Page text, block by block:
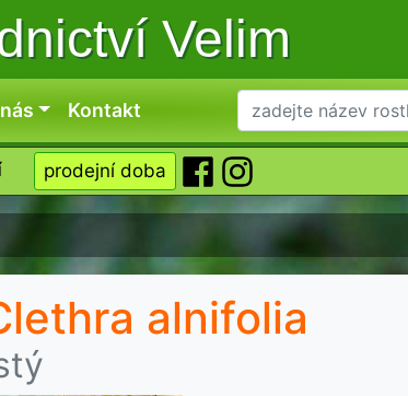
Velim
Kontakt
prodejní doba
alnifolia